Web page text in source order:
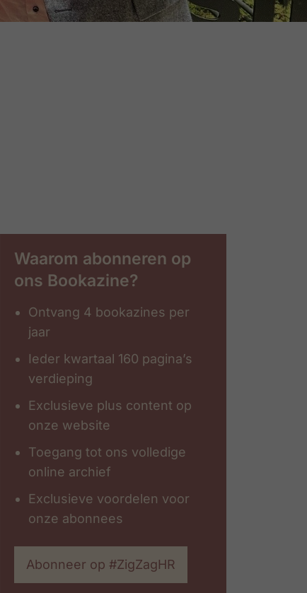
Waarom abonneren op
ons Bookazine?
Ontvang 4 bookazines per
jaar
Ieder kwartaal 160 pagina’s
verdieping
Exclusieve plus content op
onze website
Toegang tot ons volledige
online archief
Exclusieve voordelen voor
onze abonnees
Abonneer op #ZigZagHR